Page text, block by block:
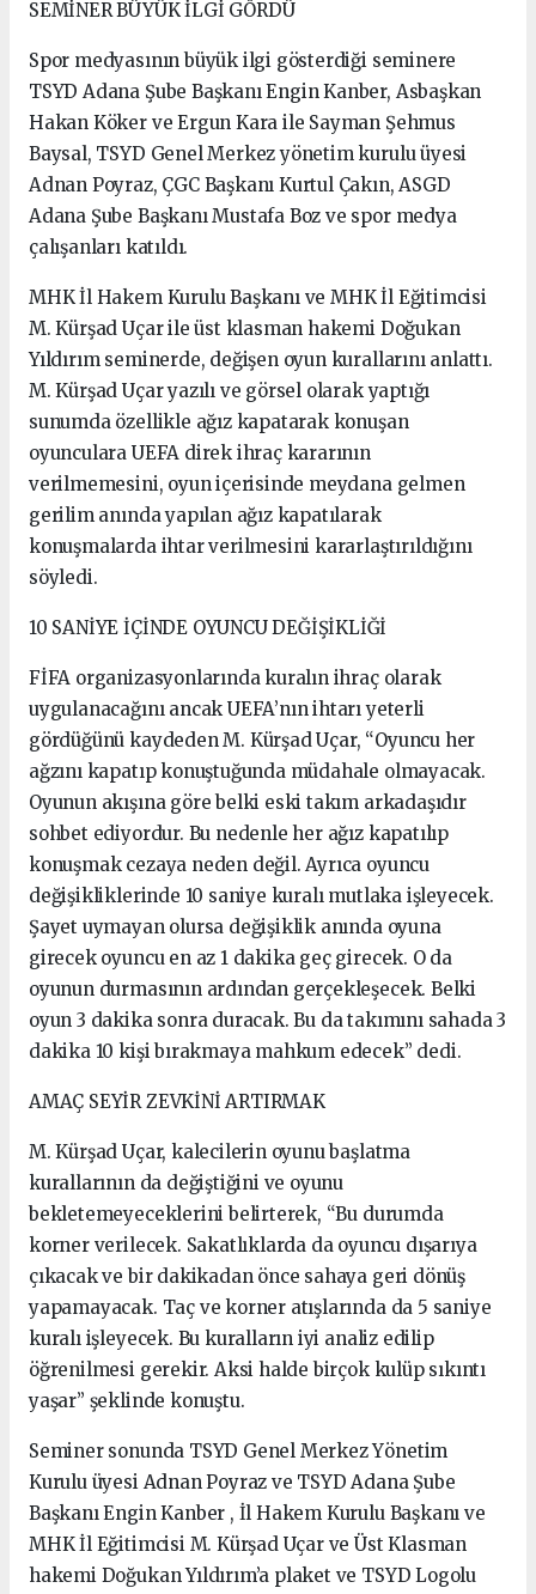
SEMİNER BÜYÜK İLGİ GÖRDÜ
Spor medyasının büyük ilgi gösterdiği seminere
TSYD Adana Şube Başkanı Engin Kanber, Asbaşkan
Hakan Köker ve Ergun Kara ile Sayman Şehmus
Baysal, TSYD Genel Merkez yönetim kurulu üyesi
Adnan Poyraz, ÇGC Başkanı Kurtul Çakın, ASGD
Adana Şube Başkanı Mustafa Boz ve spor medya
çalışanları katıldı.
MHK İl Hakem Kurulu Başkanı ve MHK İl Eğitimcisi
M. Kürşad Uçar ile üst klasman hakemi Doğukan
Yıldırım seminerde, değişen oyun kurallarını anlattı.
M. Kürşad Uçar yazılı ve görsel olarak yaptığı
sunumda özellikle ağız kapatarak konuşan
oyunculara UEFA direk ihraç kararının
verilmemesini, oyun içerisinde meydana gelmen
gerilim anında yapılan ağız kapatılarak
konuşmalarda ihtar verilmesini kararlaştırıldığını
söyledi.
10 SANİYE İÇİNDE OYUNCU DEĞİŞİKLİĞİ
FİFA organizasyonlarında kuralın ihraç olarak
uygulanacağını ancak UEFA’nın ihtarı yeterli
gördüğünü kaydeden M. Kürşad Uçar, “Oyuncu her
ağzını kapatıp konuştuğunda müdahale olmayacak.
Oyunun akışına göre belki eski takım arkadaşıdır
sohbet ediyordur. Bu nedenle her ağız kapatılıp
konuşmak cezaya neden değil. Ayrıca oyuncu
değişikliklerinde 10 saniye kuralı mutlaka işleyecek.
Şayet uymayan olursa değişiklik anında oyuna
girecek oyuncu en az 1 dakika geç girecek. O da
oyunun durmasının ardından gerçekleşecek. Belki
oyun 3 dakika sonra duracak. Bu da takımını sahada 3
dakika 10 kişi bırakmaya mahkum edecek” dedi.
AMAÇ SEYİR ZEVKİNİ ARTIRMAK
M. Kürşad Uçar, kalecilerin oyunu başlatma
kurallarının da değiştiğini ve oyunu
bekletemeyeceklerini belirterek, “Bu durumda
korner verilecek. Sakatlıklarda da oyuncu dışarıya
çıkacak ve bir dakikadan önce sahaya geri dönüş
yapamayacak. Taç ve korner atışlarında da 5 saniye
kuralı işleyecek. Bu kuralların iyi analiz edilip
öğrenilmesi gerekir. Aksi halde birçok kulüp sıkıntı
yaşar” şeklinde konuştu.
Seminer sonunda TSYD Genel Merkez Yönetim
Kurulu üyesi Adnan Poyraz ve TSYD Adana Şube
Başkanı Engin Kanber , İl Hakem Kurulu Başkanı ve
MHK İl Eğitimcisi M. Kürşad Uçar ve Üst Klasman
hakemi Doğukan Yıldırım’a plaket ve TSYD Logolu